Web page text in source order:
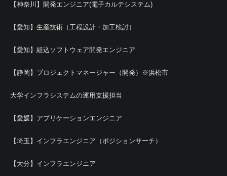
【神奈川】開発エンジニア(電子カルテシステム)
【愛知】生産技術（工程設計・加工検討）
【愛知】組込ソフトウェア開発エンジニア
【静岡】プロジェクトマネージャー（開発）※浜松市
大学インフラシステムの運用支援担当
【愛媛】アプリケーションエンジニア
【埼玉】インフラエンジニア（ポジションサーチ）
【大分】インフラエンジニア